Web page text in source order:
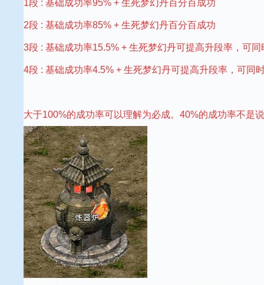
1段 : 基础成功率95% + 生死梦幻丹百分百成功
2段 : 基础成功率85% + 生死梦幻丹百分百成功
3段 : 基础成功率15.5% + 生死梦幻丹可提高升段率，可
4段 : 基础成功率4.5% + 生死梦幻丹可提高升段率，可同
大于100%的成功率可以理解为必成。40%的成功率不是